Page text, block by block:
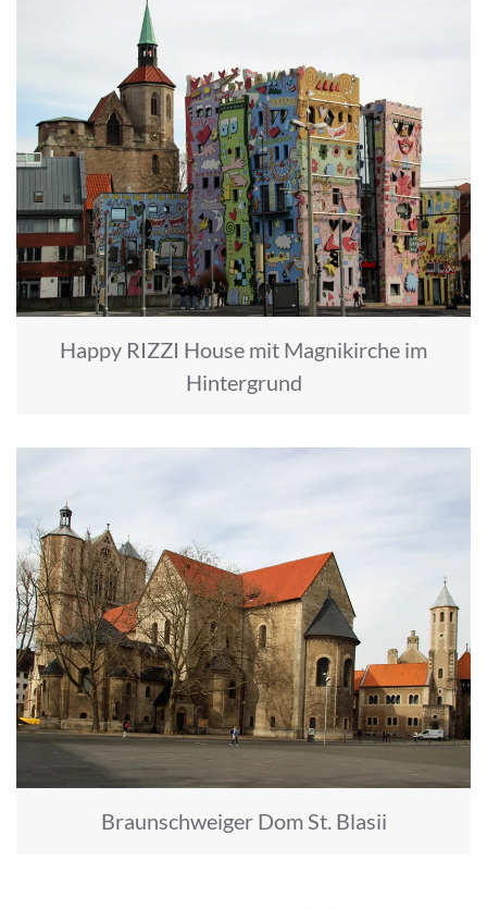
Happy RIZZI House mit Magnikirche im
Hintergrund
Braunschweiger Dom St. Blasii